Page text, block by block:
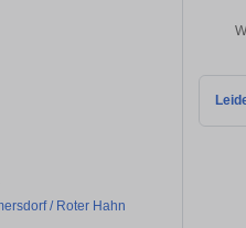
/ Roter Hahn